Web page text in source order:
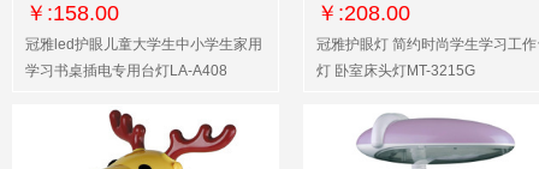
￥:158.00
冠雅led护眼儿童大学生中小学生家用
学习书桌插电专用台灯LA-A408
￥:208.00
冠雅护眼灯 简约时尚学生学习工
灯 卧室床头灯MT-3215G